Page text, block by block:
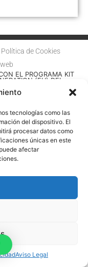
tecnologías como las
del dispositivo. El
procesar datos como
únicas en este
afectar
Aviso Legal
Política de Cookies
EL PROGRAMA KIT
(EU) DEL
derechos reservados.